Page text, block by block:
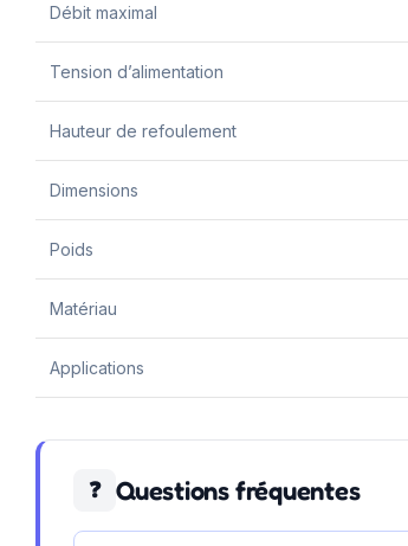
Débit maximal
Tension d’alimentation
Hauteur de refoulement
Dimensions
Poids
Matériau
Applications
❓ Questions fréquentes